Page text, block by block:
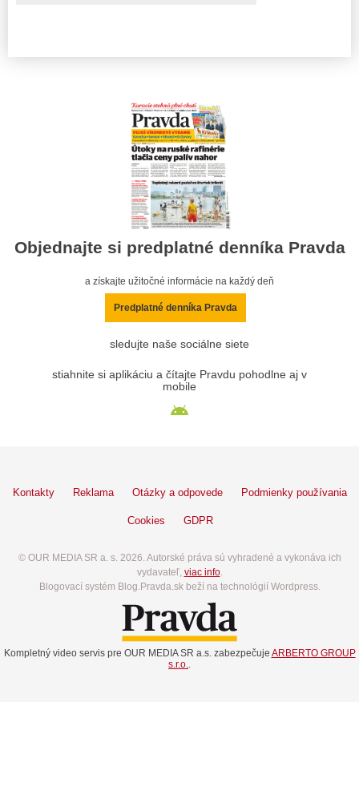
Objednajte si predplatné denníka Pravda
a získajte užitočné informácie na každý deň
Predplatné denníka Pravda
sledujte naše sociálne siete
stiahnite si aplikáciu a čítajte Pravdu pohodlne aj v
mobile
Kontakty Reklama Otázky a odpovede Podmienky používania
Cookies GDPR
© OUR MEDIA SR a. s. 2026. Autorské práva sú vyhradené a vykonáva ich
vydavateľ, viac info.
Blogovací systém Blog.Pravda.sk beží na technológií Wordpress.
Kompletný video servis pre OUR MEDIA SR a.s. zabezpečuje ARBERTO GROUP
s.r.o..